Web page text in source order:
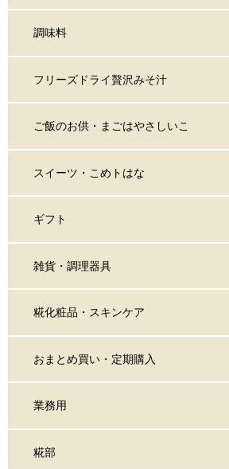
調味料
フリーズドライ贅沢みそ汁
ご飯のお供・まごはやさしいこ
スイーツ・こめトはな
ギフト
雑貨・調理器具
糀化粧品・スキンケア
おまとめ買い・定期購入
業務用
糀部